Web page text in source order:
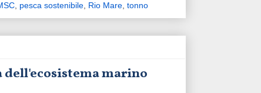
, pesca sostenibile, Rio Mare, tonno
dell'ecosistema marino